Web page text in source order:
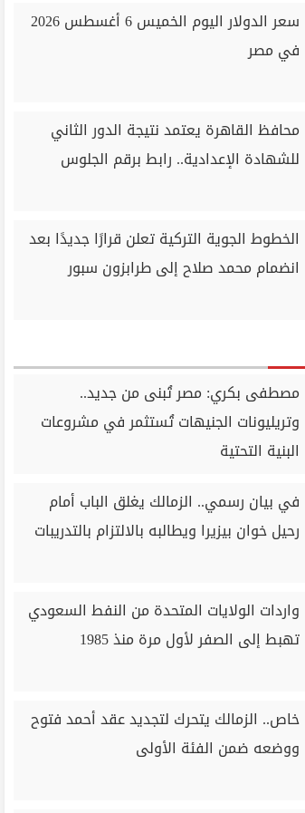
سعر الدولار اليوم الخميس 6 أغسطس 2026
في مصر
محافظ القاهرة يعتمد نتيجة الدور الثاني
للشهادة الإعدادية.. رابط برقم الجلوس
الخطوط الجوية التركية تعلن قرارًا جديدًا بعد
انضمام محمد صلاح إلى طرابزون سبور
مصطفى بكري: مصر تُبنى من جديد..
وتريليونات الجنيهات تُستثمر في مشروعات
البنية التحتية
في بيان رسمي.. الزمالك يغلق الباب أمام
رحيل خوان بيزيرا ويطالبه بالالتزام بالتدريبات
واردات الولايات المتحدة من النفط السعودي
تهبط إلى الصفر لأول مرة منذ 1985
خاص.. الزمالك يتحرك لتجديد عقد أحمد فتوح
ووضعه ضمن الفئة الأولى